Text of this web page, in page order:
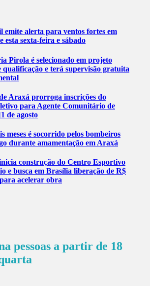
emite alerta para ventos fortes em
esta sexta-feira e sábado
Pirola é selecionado em projeto
qualificação e terá supervisão gratuita
Araxá prorroga inscrições do
para Agente Comunitário de
de agosto
meses é socorrido pelos bombeiros
durante amamentação em Araxá
construção do Centro Esportivo
e busca em Brasília liberação de R$
acelerar obra
pessoas a partir de 18